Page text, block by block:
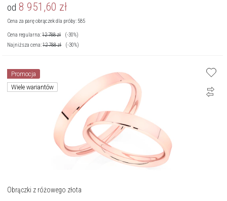
od 8 951,60 zł
Cena za parę obrączek dla próby: 585
Cena regularna:12 788zł
(-30%)
Najniższa cena:12 788zł (-30%)
Promocja
Wiele wariantów
Obrączki z różowego złota